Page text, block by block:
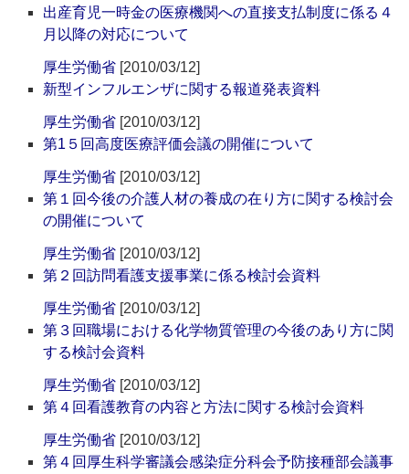
出産育児一時金の医療機関への直接支払制度に係る４
月以降の対応について
厚生労働省 [2010/03/12]
新型インフルエンザに関する報道発表資料
厚生労働省 [2010/03/12]
第1５回高度医療評価会議の開催について
厚生労働省 [2010/03/12]
第１回今後の介護人材の養成の在り方に関する検討会
の開催について
厚生労働省 [2010/03/12]
第２回訪問看護支援事業に係る検討会資料
厚生労働省 [2010/03/12]
第３回職場における化学物質管理の今後のあり方に関
する検討会資料
厚生労働省 [2010/03/12]
第４回看護教育の内容と方法に関する検討会資料
厚生労働省 [2010/03/12]
第４回厚生科学審議会感染症分科会予防接種部会議事